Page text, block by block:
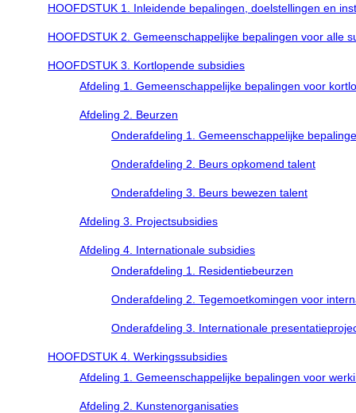
HOOFDSTUK 1. Inleidende bepalingen, doelstellingen en
HOOFDSTUK 2. Gemeenschappelijke bepalingen voor alle
HOOFDSTUK 3. Kortlopende subsidies
Afdeling 1. Gemeenschappelijke bepalingen voor
Afdeling 2. Beurzen
Onderafdeling 1. Gemeenschappelijke
Onderafdeling 2. Beurs opkomend talent
Onderafdeling 3. Beurs bewezen talent
Afdeling 3. Projectsubsidies
Afdeling 4. Internationale subsidies
Onderafdeling 1. Residentiebeurzen
Onderafdeling 2. Tegemoetkomingen voor
Onderafdeling 3. Internationale
HOOFDSTUK 4. Werkingssubsidies
Afdeling 1. Gemeenschappelijke bepalingen voor
Afdeling 2. Kunstenorganisaties